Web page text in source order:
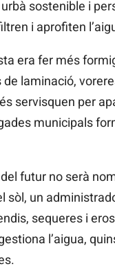
sostenible i
i aprofiten
era fer més
laminació,
servisquen per
municipals
futur no serà
sòl, un
sequeres i
l’aigua,